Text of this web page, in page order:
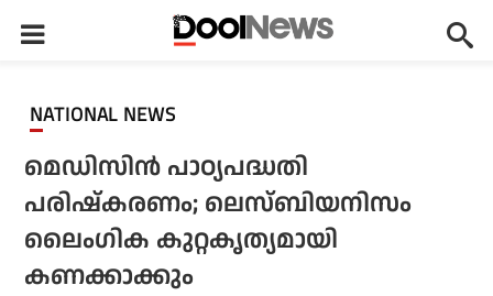
NATIONAL NEWS
മെഡിസിന്‍ പാഠ്യപദ്ധതി
പരിഷ്‌കരണം; ലെസ്ബിയനിസം
ലൈംഗിക കുറ്റകൃത്യമായി
കണക്കാക്കും